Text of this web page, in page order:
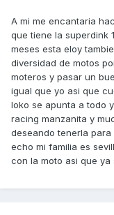
A mi me encantaria
que tiene la superdink
meses esta eloy
diversidad de motos
moteros y pasar un
igual que yo asi que
loko se apunta a todo
racing manzanita y
deseando tenerla
echo mi familia es
con la moto asi que